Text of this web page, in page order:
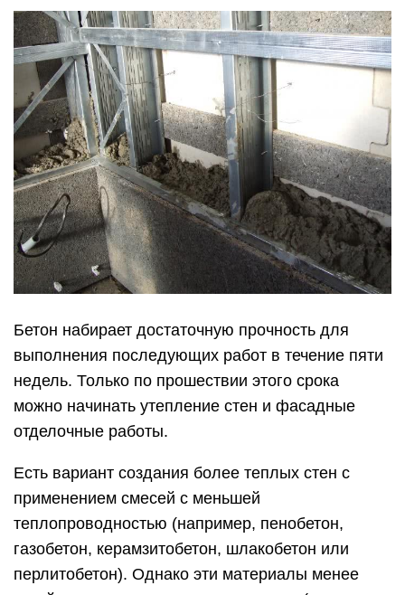
Бетон набирает достаточную прочность для
выполнения последующих работ в течение пяти
недель. Только по прошествии этого срока
можно начинать утепление стен и фасадные
отделочные работы.
Есть вариант создания более теплых стен с
применением смесей с меньшей
теплопроводностью (например, пенобетон,
газобетон, керамзитобетон, шлакобетон или
перлитобетон). Однако эти материалы менее